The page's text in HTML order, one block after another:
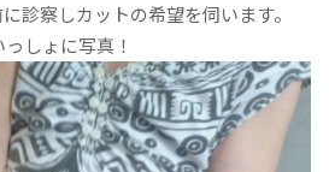
診察しカットの希望を伺います。
しょに写真！